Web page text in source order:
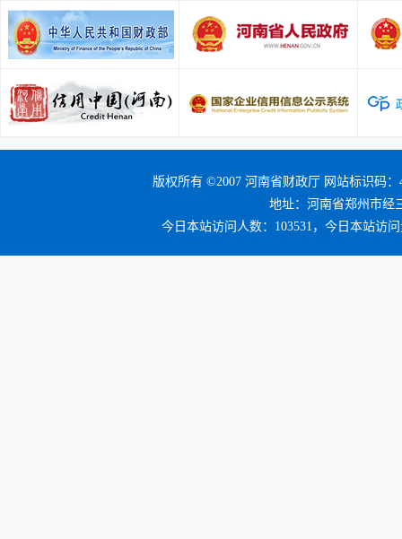
版权所有 ©2007 河南省财政厅 网站标识码：
地址：河南省郑州市经
今日本站访问人数：103531，今日本站访